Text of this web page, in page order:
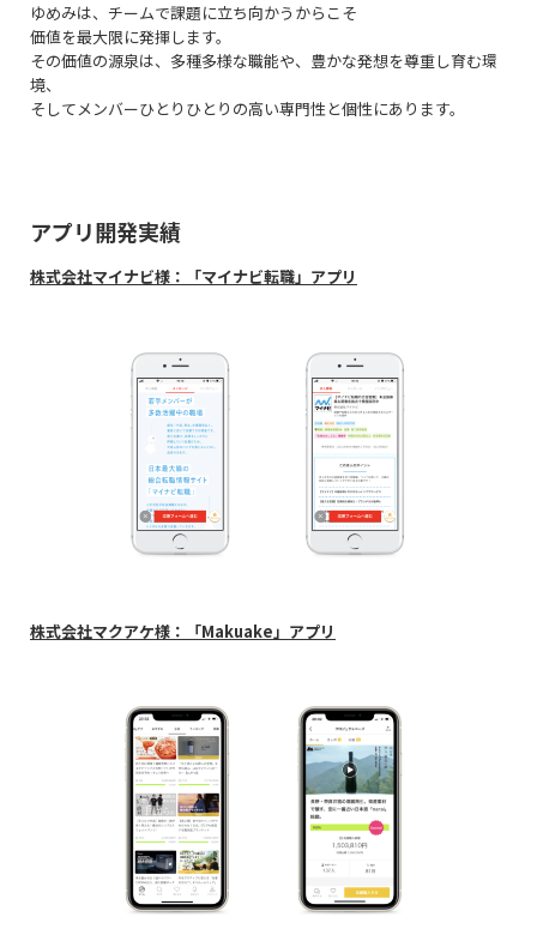
ゆめみは、チームで課題に立ち向かうからこそ
価値を最大限に発揮します。
その価値の源泉は、多種多様な職能や、豊かな発想を尊重し育む環
境、
そしてメンバーひとりひとりの高い専門性と個性にあります。
アプリ開発実績
株式会社マイナビ様：「マイナビ転職」 アプリ
株式会社マクアケ様：「Makuake」 アプリ